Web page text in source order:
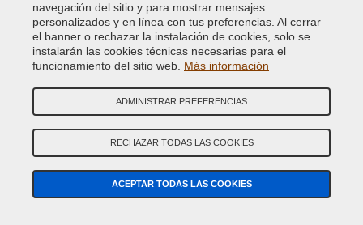
Mapa Web
Contactos
Códigos de color
Copyright © 2014 - 2026. All Rights Reserved.
navegación del sitio y para mostrar mensajes
personalizados y en línea con tus preferencias. Al cerrar
el banner o rechazar la instalación de cookies, solo se
instalarán las cookies técnicas necesarias para el
funcionamiento del sitio web. Más información
ADMINISTRAR PREFERENCIAS
RECHAZAR TODAS LAS COOKIES
ACEPTAR TODAS LAS COOKIES